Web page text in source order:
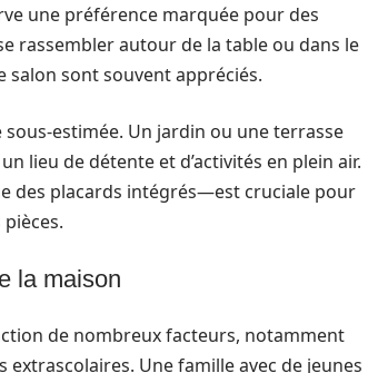
une préférence marquée pour des
rassembler autour de la table ou dans le
salon sont souvent appréciés.
sous-estimée. Un jardin ou une terrasse
lieu de détente et d’activités en plein air.
des placards intégrés—est cruciale pour
la maison
de nombreux facteurs, notamment
extrascolaires. Une famille avec de jeunes